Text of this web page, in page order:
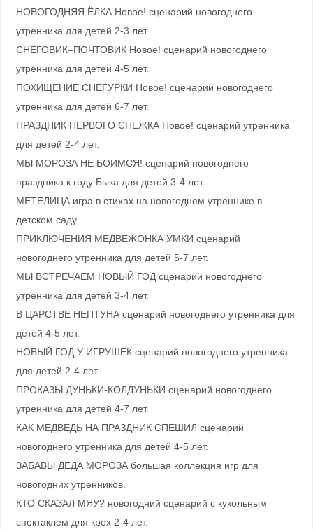
НОВОГОДНЯЯ ЁЛКА Новое! сценарий новогоднего
утренника для детей 2-3 лет.
СНЕГОВИК–ПОЧТОВИК Новое! сценарий новогоднего
утренника для детей 4-5 лет.
ПОХИЩЕНИЕ СНЕГУРКИ Новое! сценарий новогоднего
утренника для детей 6-7 лет.
ПРАЗДНИК ПЕРВОГО СНЕЖКА Новое! сценарий утренника
для детей 2-4 лет.
МЫ МОРОЗА НЕ БОИМСЯ! сценарий новогоднего
праздника к году Быка для детей 3-4 лет.
МЕТЕЛИЦА игра в стихах на новогоднем утреннике в
детском саду.
ПРИКЛЮЧЕНИЯ МЕДВЕЖОНКА УМКИ сценарий
новогоднего утренника для детей 5-7 лет.
МЫ ВСТРЕЧАЕМ НОВЫЙ ГОД сценарий новогоднего
утренника для детей 3-4 лет.
В ЦАРСТВЕ НЕПТУНА сценарий новогоднего утренника для
детей 4-5 лет.
НОВЫЙ ГОД У ИГРУШЕК сценарий новогоднего утренника
для детей 2-4 лет.
ПРОКАЗЫ ДУНЬКИ-КОЛДУНЬКИ сценарий новогоднего
утренника для детей 4-7 лет.
КАК МЕДВЕДЬ НА ПРАЗДНИК СПЕШИЛ сценарий
новогоднего утренника для детей 4-5 лет.
ЗАБАВЫ ДЕДА МОРОЗА большая коллекция игр для
новогодних утренников.
КТО СКАЗАЛ МЯУ? новогодний сценарий с кукольным
спектаклем для крох 2-4 лет.